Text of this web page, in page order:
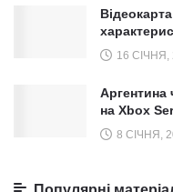
16 СІЧНЯ,
Аргентина
на Xbox
8 СІЧНЯ,